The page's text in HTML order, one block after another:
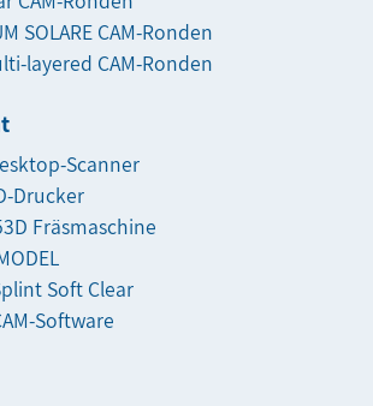
SOLARE CAM-Ronden
layered CAM-Ronden
Scanner
Drucker
Fräsmaschine
Soft Clear
Software